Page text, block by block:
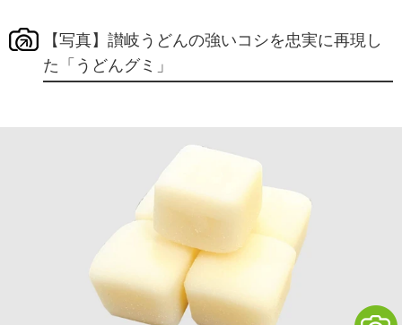
【写真】讃岐うどんの強いコシを忠実に再現し
た「うどんグミ」